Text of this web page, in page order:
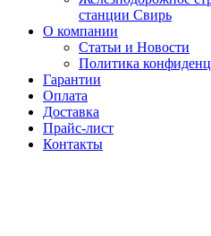
станции Свирь
О компании
Статьи и Новости
Политика
Гарантии
Оплата
Доставка
Прайс-лист
Контакты